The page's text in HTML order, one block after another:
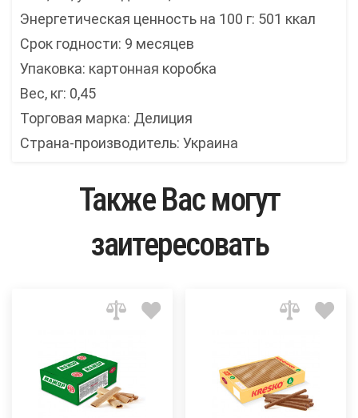
Энергетическая ценность на 100 г: 501 ккал
Срок годности: 9 месяцев
Упаковка: картонная коробка
Вес, кг: 0,45
Торговая марка: Делиция
Страна-производитель: Украина
Также Вас могут
заитересовать